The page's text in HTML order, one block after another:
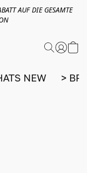
AUF DIE GESAMTE
NEW >